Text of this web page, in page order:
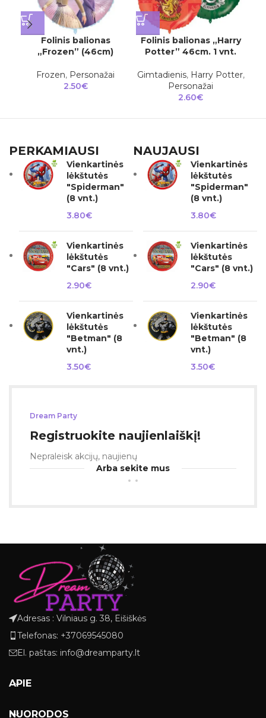
Folinis balionas
„Frozen” (46cm)
Frozen, Personažai
2.50€
Folinis balionas „Harry
Potter” 46cm. 1 vnt.
Gimtadienis, Harry Potter,
Personažai
2.60€
PERKAMIAUSI
Vienkartinės
lėkštutės
"Spiderman"
(8 vnt.)
3.80€
Vienkartinės
lėkštutės
"Cars" (8 vnt.)
2.90€
Vienkartinės
lėkštutės
"Betman" (8
vnt.)
3.50€
NAUJAUSI
Vienkartinės
lėkštutės
"Spiderman"
(8 vnt.)
3.80€
Vienkartinės
lėkštutės
"Cars" (8 vnt.)
2.90€
Vienkartinės
lėkštutės
"Betman" (8
vnt.)
3.50€
Dream Party
Registruokite naujienlaiškį!
Nepraleisk akcijų, naujienų
Arba sekite mus
Adresas : Vilniaus g. 38, Eišiškės
Telefonas: +37069545080
El. paštas: info@dreamparty.lt
APIE
NUORODOS